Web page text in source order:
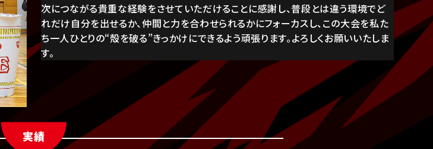
次につながる貴重な経験をさせていただけることに感謝し、普段とは違う環境でど
れだけ自分を出せるか、仲間と力を合わせられるかにフォーカスし、この大会を私た
ち一人ひとりの“殻を破る”きっかけにできるよう頑張ります。よろしくお願いいたしま
す。
実績